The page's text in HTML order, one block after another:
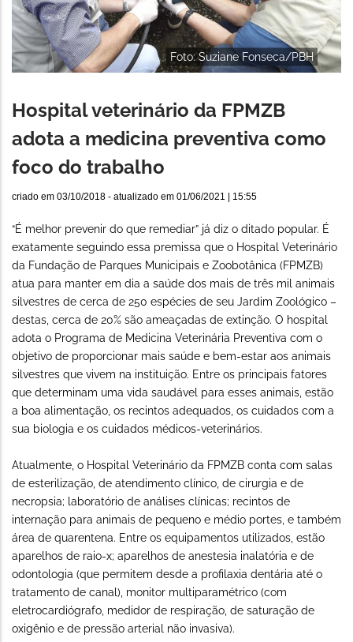
Foto: Suziane Fonseca/PBH
Hospital veterinário da FPMZB
adota a medicina preventiva como
foco do trabalho
criado em 03/10/2018 - atualizado em 01/06/2021 | 15:55
“É melhor prevenir do que remediar” já diz o ditado popular. É
exatamente seguindo essa premissa que o Hospital Veterinário
da Fundação de Parques Municipais e Zoobotânica (FPMZB)
atua para manter em dia a saúde dos mais de três mil animais
silvestres de cerca de 250 espécies de seu Jardim Zoológico –
destas, cerca de 20% são ameaçadas de extinção. O hospital
adota o Programa de Medicina Veterinária Preventiva com o
objetivo de proporcionar mais saúde e bem-estar aos animais
silvestres que vivem na instituição. Entre os principais fatores
que determinam uma vida saudável para esses animais, estão
a boa alimentação, os recintos adequados, os cuidados com a
sua biologia e os cuidados médicos-veterinários.
Atualmente, o Hospital Veterinário da FPMZB conta com salas
de esterilização, de atendimento clínico, de cirurgia e de
necropsia; laboratório de análises clínicas; recintos de
internação para animais de pequeno e médio portes, e também
área de quarentena. Entre os equipamentos utilizados, estão
aparelhos de raio-x; aparelhos de anestesia inalatória e de
odontologia (que permitem desde a profilaxia dentária até o
tratamento de canal), monitor multiparamétrico (com
eletrocardiógrafo, medidor de respiração, de saturação de
oxigênio e de pressão arterial não invasiva).